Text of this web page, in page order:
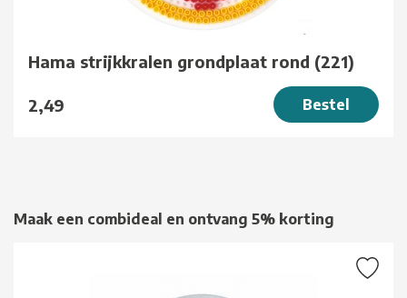
Hama strijkkralen grondplaat rond (221)
2,49 Bestel
Maak een combideal en ontvang 5% korting